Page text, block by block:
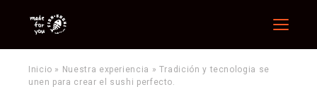
Menu
Inicio » Nuestra experiencia » Tradición y tecnologia se
unen para crear el sushi perfecto.